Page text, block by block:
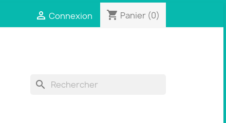
 Connexion shopping_cart Panier (0)
search